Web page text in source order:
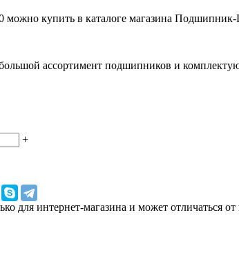
купить в каталоге магазина
ассортимент подшипников и
+
для интернет-магазина и может отличаться